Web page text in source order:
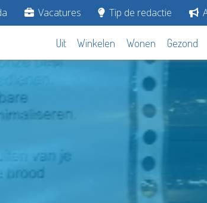
Vacatures Tip de redactie
Uit Winkelen Wonen Gezond